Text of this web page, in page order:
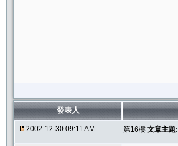
發表人
2002-12-30 09:11 AM 第16樓 文章主題: